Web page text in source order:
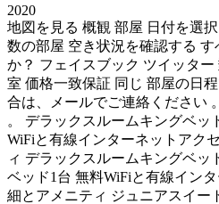
2020
地図を見る 概観 部屋 日付を選
数の部屋 空き状況を確認する
か？ フェイスブック ツイッター
室 価格一致保証 同じ 部屋の日
合は、メールでご連絡ください
。 デラックスルームキングベッ
WiFiと有線インターネットアク
ィ デラックスルームキングベッ
ベッド1台 無料WiFiと有線イン
細とアメニティ ジュニアスイー